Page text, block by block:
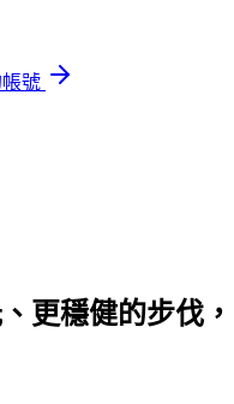
號
更穩健的步伐